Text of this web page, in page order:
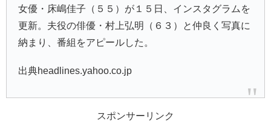
女優・床嶋佳子（５５）が１５日、インスタグラムを
更新。夫役の俳優・村上弘明（６３）と仲良く写真に
納まり、番組をアピールした。
出典headlines.yahoo.co.jp
スポンサーリンク